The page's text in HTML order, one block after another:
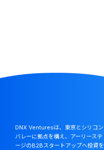
DNX Venturesは、東京とシリコン
バレーに拠点を構え、アーリーステ
ージのB2Bスタートアップへ投資を